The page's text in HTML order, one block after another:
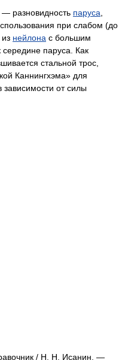
— разновидность паруса
при слабом (до
нейлона с большим
паруса. Как
стальной трос,
Каннингхэма» для
зависимости от силы
/ Н. Н. Исанин. —